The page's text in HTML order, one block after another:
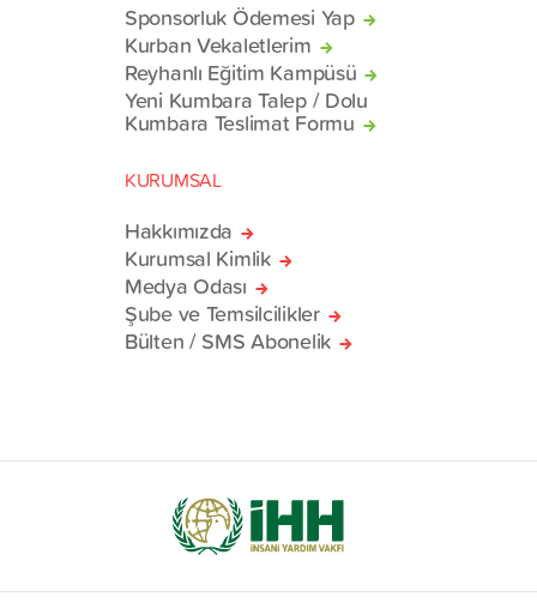
Sponsorluk Ödemesi Yap
Kurban Vekaletlerim
Reyhanlı Eğitim Kampüsü
Yeni Kumbara Talep / Dolu
Kumbara Teslimat Formu
KURUMSAL
Hakkımızda
Kurumsal Kimlik
Medya Odası
Şube ve Temsilcilikler
Bülten / SMS Abonelik